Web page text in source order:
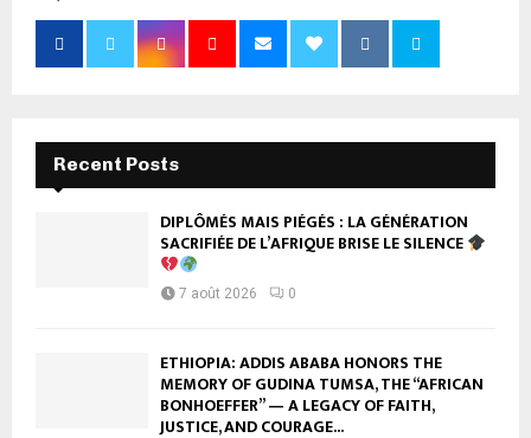
Recent Posts
DIPLÔMÉS MAIS PIÉGÉS : LA GÉNÉRATION
SACRIFIÉE DE L’AFRIQUE BRISE LE SILENCE
7 août 2026 0
ETHIOPIA: ADDIS ABABA HONORS THE
MEMORY OF GUDINA TUMSA, THE “AFRICAN
BONHOEFFER” — A LEGACY OF FAITH,
JUSTICE, AND COURAGE...